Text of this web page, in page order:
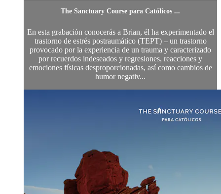
The Sanctuary Course para Católicos ...
En esta grabación conocerás a Brian, él ha experimentado el
trastorno de estrés postraumático (TEPT) – un trastorno
provocado por la experiencia de un trauma y caracterizado
por recuerdos indeseados y regresiones, reacciones y
emociones físicas desproporcionadas, así como cambios de
humor negativ...